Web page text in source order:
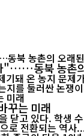
"……동북 농촌
돼 온 농지 문
지를 둘러싼 논쟁
꾸는 미래
닫고 있다. 학생
로 전환되는 역사